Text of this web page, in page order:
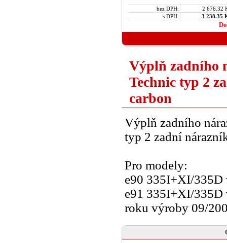
bez DPH:
2 676.32
s DPH:
3 238.35
Výplň zadního
Technic typ 2
carbon
Výplň zadního
typ 2 zadní
Pro modely:
e90 335I+XI/335D
e91 335I+XI/335D
roku výroby 09/